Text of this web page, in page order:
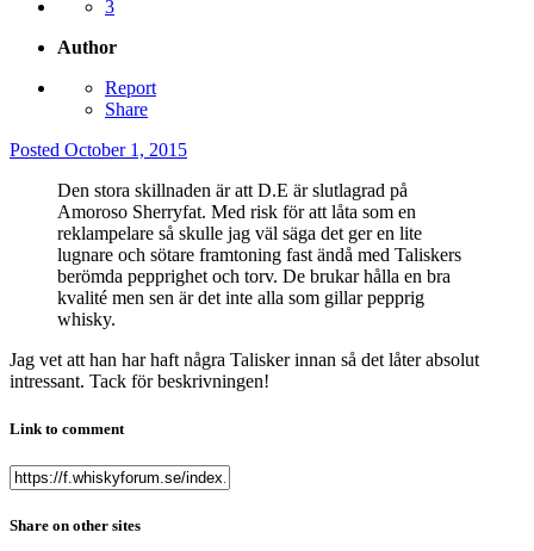
3
Author
Report
Share
Posted October 1, 2015
Den stora skillnaden är att D.E är slutlagrad på
Amoroso Sherryfat. Med risk för att låta som en
reklampelare så skulle jag väl säga det ger en lite
lugnare och sötare framtoning fast ändå med Taliskers
berömda pepprighet och torv. De brukar hålla en bra
kvalité men sen är det inte alla som gillar pepprig
whisky.
Jag vet att han har haft några Talisker innan så det låter absolut
intressant. Tack för beskrivningen!
Link to comment
Share on other sites